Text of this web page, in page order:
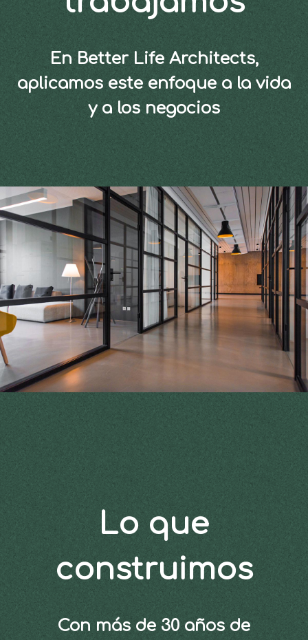
En Better Life Architects,
aplicamos este enfoque a la vida
y a los negocios
Lo que
construimos
Con más de 30 años de